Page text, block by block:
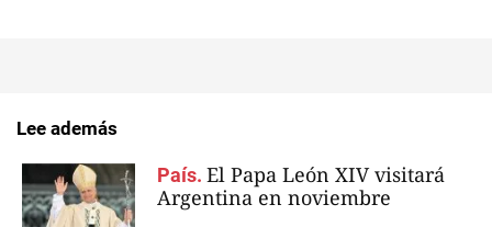
Lee además
País. El Papa León XIV visitará
Argentina en noviembre